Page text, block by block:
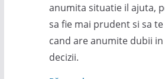
anumita situatie il ajuta,
sa fie mai prudent si sa
cand are anumite dubii
decizii.